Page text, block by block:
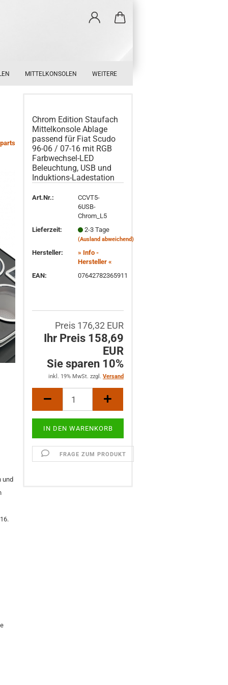
MITTELKONSOLEN WEITERE
Chrom Edition Staufach
Mittelkonsole Ablage
passend für Fiat Scudo
96-06 / 07-16 mit RGB
Farbwechsel-LED
Beleuchtung, USB und
Induktions-Ladestation
Art.Nr.:
CCVT5-
6USB-
Chrom_L5
Lieferzeit:
2-3 Tage
(Ausland abweichend)
Hersteller:
» Info -
Hersteller «
EAN:
07642782365911
Preis 176,32 EUR
Ihr Preis 158,69
EUR
Sie sparen 10%
inkl. 19% MwSt. zzgl. Versand
FRAGE ZUM PRODUKT
und